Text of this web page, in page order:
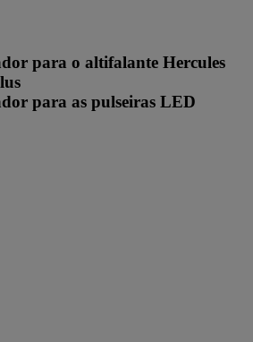
para o altifalante Hercules
para as pulseiras LED